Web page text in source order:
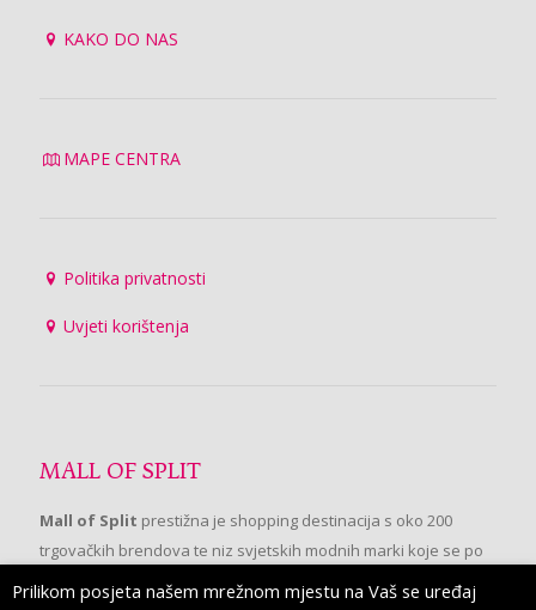
KAKO DO NAS
MAPE CENTRA
Politika privatnosti
Uvjeti korištenja
MALL OF SPLIT
Mall of Split prestižna je shopping destinacija s oko 200
trgovačkih brendova te niz svjetskih modnih marki koje se po
prvi put pojavljuju u Splitu.
Prilikom posjeta našem mrežnom mjestu na Vaš se uređaj